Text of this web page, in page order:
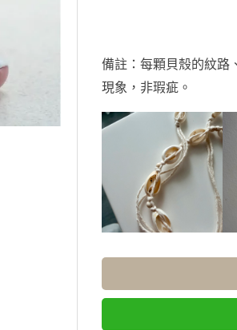
備註：每顆貝殼的紋路
現象，非瑕疵。